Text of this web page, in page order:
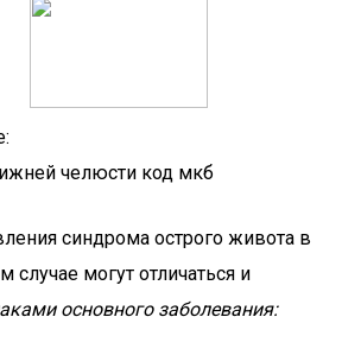
челюсти код мкб
синдрома острого живота в
могут отличаться и
основного заболевания: